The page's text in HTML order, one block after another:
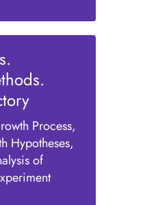
Process,
Hypotheses,
of